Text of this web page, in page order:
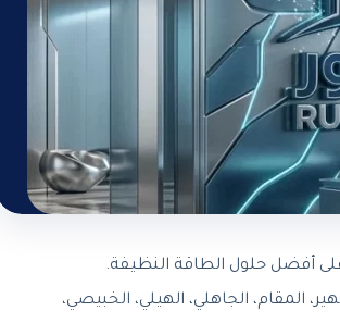
أفضل حلول الطاقة النظيفة.
المقام، الجاهلي، الهيلي، الخبيصي،